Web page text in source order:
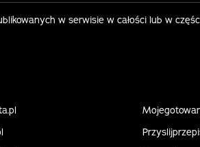
w serwisie w całości lub w